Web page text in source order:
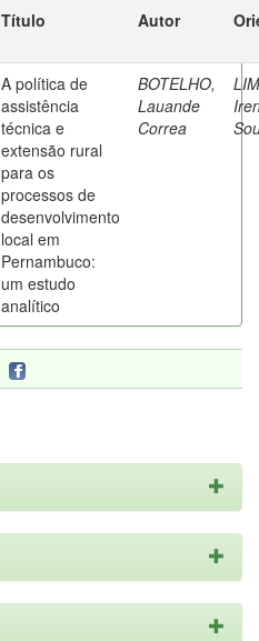
Título Autor
A política de
assistência
técnica e
extensão rural
para os
processos de
desenvolvimento
local em
Pernambuco:
um estudo
analítico
BOTELHO,
Lauande
Correa